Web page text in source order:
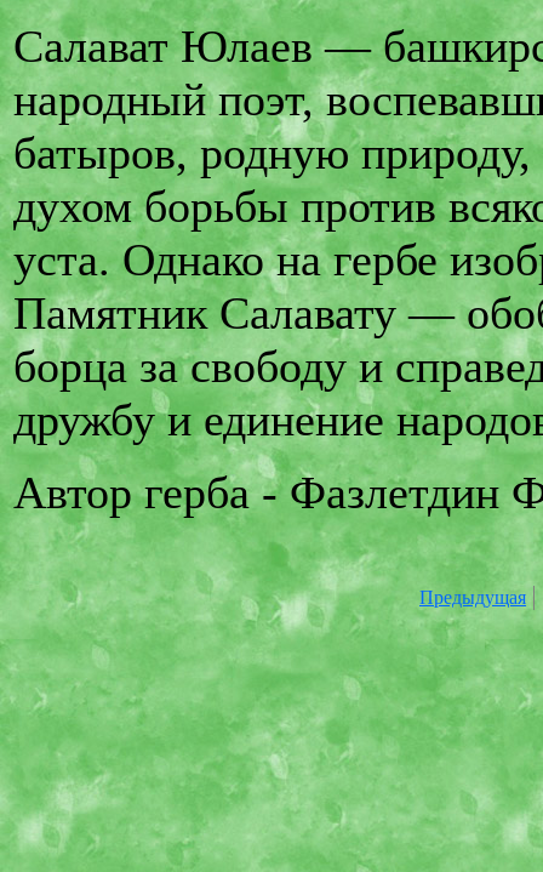
Салават Юлаев —
народный поэт,
батыров, родную природу,
духом борьбы против
уста. Однако на гербе
Памятник Салавату —
борца за свободу и
дружбу и единение
Автор герба - Фазлетдин
Предыдущая